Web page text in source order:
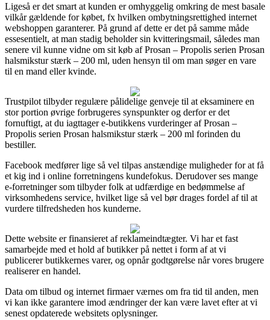
Ligeså er det smart at kunden er omhyggelig omkring de mest basale
vilkår gældende for købet, fx hvilken ombytningsrettighed internet
webshoppen garanterer. På grund af dette er det på samme måde
essesentielt, at man stadig beholder sin kvitteringsmail, således man
senere vil kunne vidne om sit køb af Prosan – Propolis serien Prosan
halsmikstur stærk – 200 ml, uden hensyn til om man søger en vare
til en mand eller kvinde.
Trustpilot tilbyder regulære pålidelige genveje til at eksaminere en
stor portion øvrige forbrugeres synspunkter og derfor er det
fornuftigt, at du iagttager e-butikkens vurderinger af Prosan –
Propolis serien Prosan halsmikstur stærk – 200 ml forinden du
bestiller.
Facebook medfører lige så vel tilpas anstændige muligheder for at få
et kig ind i online forretningens kundefokus. Derudover ses mange
e-forretninger som tilbyder folk at udfærdige en bedømmelse af
virksomhedens service, hvilket lige så vel bør drages fordel af til at
vurdere tilfredsheden hos kunderne.
Dette website er finansieret af reklameindtægter. Vi har et fast
samarbejde med et hold af butikker på nettet i form af at vi
publicerer butikkernes varer, og opnår godtgørelse når vores brugere
realiserer en handel.
Data om tilbud og internet firmaer værnes om fra tid til anden, men
vi kan ikke garantere imod ændringer der kan være lavet efter at vi
senest opdaterede websitets oplysninger.